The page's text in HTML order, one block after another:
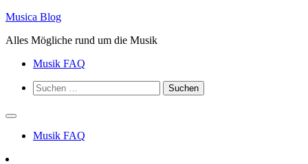
Zum
springen
Musica Blog
Alles Mögliche rund um die Musik
Musik FAQ
Suchen
nach:
Musik FAQ